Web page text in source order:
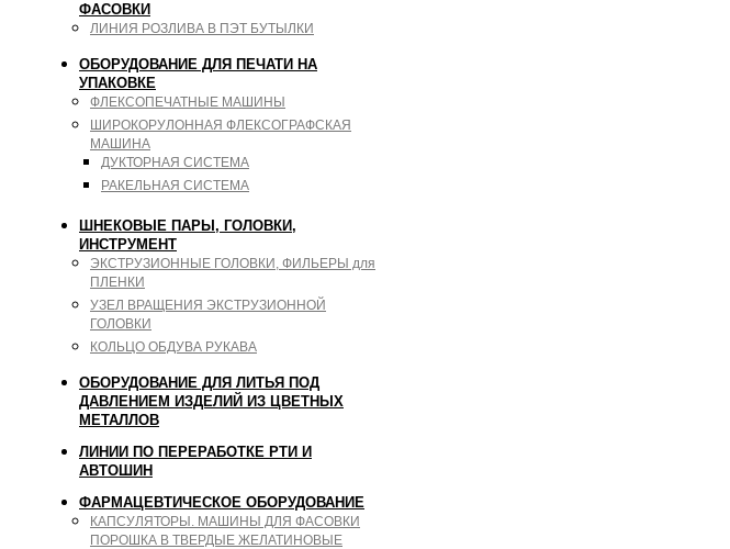
ФАСОВКИ
ЛИНИЯ РОЗЛИВА В ПЭТ БУТЫЛКИ
ОБОРУДОВАНИЕ ДЛЯ ПЕЧАТИ НА
УПАКОВКЕ
ФЛЕКСОПЕЧАТНЫЕ МАШИНЫ
ШИРОКОРУЛОННАЯ ФЛЕКСОГРАФСКАЯ
МАШИНА
ДУКТОРНАЯ СИСТЕМА
РАКЕЛЬНАЯ СИСТЕМА
ШНЕКОВЫЕ ПАРЫ, ГОЛОВКИ,
ИНСТРУМЕНТ
ЭКСТРУЗИОННЫЕ ГОЛОВКИ, ФИЛЬЕРЫ для
ПЛЕНКИ
УЗЕЛ ВРАЩЕНИЯ ЭКСТРУЗИОННОЙ
ГОЛОВКИ
КОЛЬЦО ОБДУВА РУКАВА
ОБОРУДОВАНИЕ ДЛЯ ЛИТЬЯ ПОД
ДАВЛЕНИЕМ ИЗДЕЛИЙ ИЗ ЦВЕТНЫХ
МЕТАЛЛОВ
ЛИНИИ ПО ПЕРЕРАБОТКЕ РТИ И
АВТОШИН
ФАРМАЦЕВТИЧЕСКОЕ ОБОРУДОВАНИЕ
КАПСУЛЯТОРЫ. МАШИНЫ ДЛЯ ФАСОВКИ
ПОРОШКА В ТВЕРДЫЕ ЖЕЛАТИНОВЫЕ